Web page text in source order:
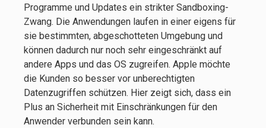
Programme und Updates ein strikter Sandboxing-
Zwang. Die Anwendungen laufen in einer eigens für
sie bestimmten, abgeschotteten Umgebung und
können dadurch nur noch sehr eingeschränkt auf
andere Apps und das OS zugreifen. Apple möchte
die Kunden so besser vor unberechtigten
Datenzugriffen schützen. Hier zeigt sich, dass ein
Plus an Sicherheit mit Einschränkungen für den
Anwender verbunden sein kann.